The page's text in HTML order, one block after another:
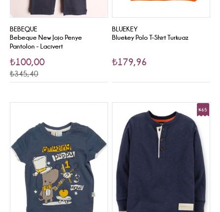
BEBEQUE
Bebeque New Jojo Penye
Pantolon - Lacivert
₺100,00
₺345,40
BLUEKEY
Bluekey Polo T-Shirt Turkuaz
₺179,96
%65